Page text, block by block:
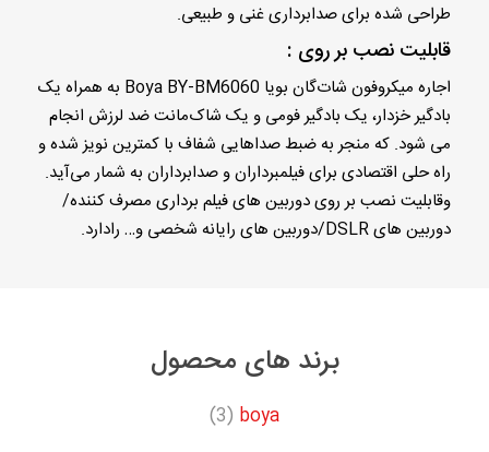
طراحی شده برای صدابرداری غنی و طبیعی.
قابلیت نصب بر روی :
اجاره میکروفون شات‌گان بویا Boya BY-BM6060 به همراه یک
بادگیر خزدار، یک بادگیر فومی و یک شاک‌مانت ضد لرزش انجام
می شود. که منجر به ضبط صداهایی شفاف با کمترین نویز شده و
راه حلی اقتصادی برای فیلمبرداران و صدابرداران به شمار می‌آید.
وقابلیت نصب بر روی دوربین های فیلم برداری مصرف کننده/
دوربین های DSLR/دوربین های رایانه شخصی و… رادارد.
برند های محصول
boya
(3)